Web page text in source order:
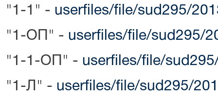
"1-1" - userfiles/file/sud295/
"1-ОП" - userfiles/file/sud295/
"1-1-ОП" - userfiles/file/
"1-Л" - userfiles/file/sud295/